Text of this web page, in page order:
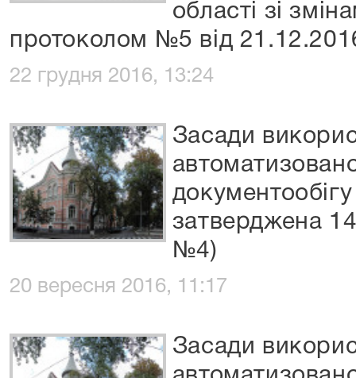
області зі
протоколом №5 від
22 грудня 2016, 13:24
Засади
затверджена
№4)
20 вересня 2016, 11:17
Засади